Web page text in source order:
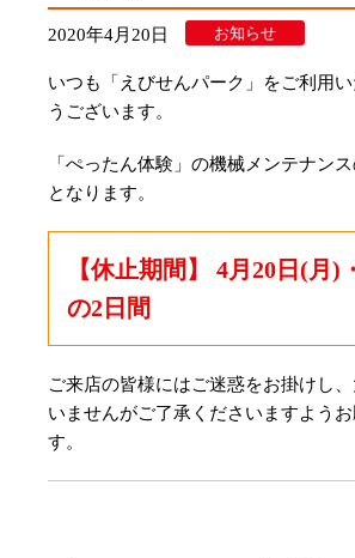
2020年4月20日 お知らせ
いつも「えびせんパーク」をご利用
うございます。
「ぺったん体験」の機械メンテナン
となります。
【休止期間】 4月20日(月)
の2日間
ご来店の皆様にはご迷惑をお掛けし
いませんがご了承くださいますよう
す。